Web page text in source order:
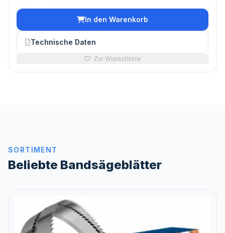
In den Warenkorb
Technische Daten
Zur Wunschliste
SORTIMENT
Beliebte Bandsägeblätter